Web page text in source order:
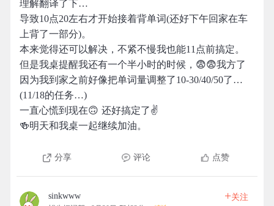
理解翻译了下…
导致10点20左右才开始接着背单词(还好下午回家在车
上背了一部分)。
本来觉得还可以解决，不紧不慢我也能11点前搞定。
但是我桌提醒我还有一个半小时的时候，😨😨我方了
因为我到家之前好像把单词量调整了10-30/40/50了…
(11/18的任务…)
一直心慌到现在🙃 还好搞定了✌️
🍻明天和我桌一起继续加油。
分享 评论 点赞
sinkwww +关注